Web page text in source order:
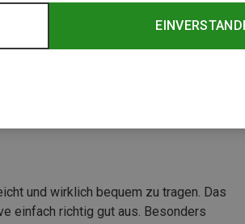
und wirklich bequem zu tragen. Das
einfach richtig gut aus. Besonders